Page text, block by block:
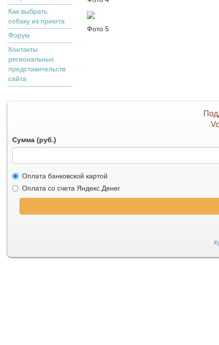
Как выбрать
собаку из приюта
Форум
Контакты
региональных
представительств
сайта
Фото 5
Сумма (руб.)
Оплата банковской картой
Оплата со счета Яндекс.Денег